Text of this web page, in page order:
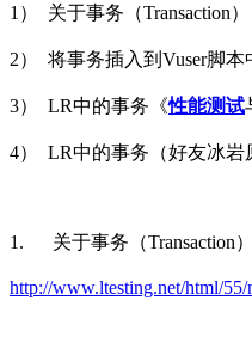
1） 关于事务（Transaction）
2） 将事务插入到Vuser脚本
3） LR中的事务《性能测试
4） LR中的事务（好友冰岩
1. 关于事务（Transaction）
http://www.ltesting.net/html/55/